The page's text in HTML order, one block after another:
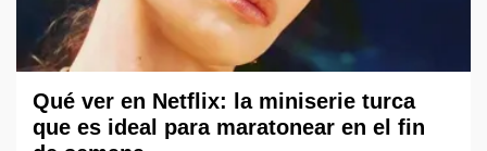
Qué ver en Netflix: la miniserie turca
que es ideal para maratonear en el fin